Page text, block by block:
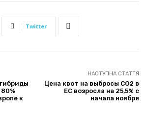
Twitter
к
НАСТУПНА СТАТТЯ
Цена квот на выбросы СО2 в
ЕС возросла на 25,5% с
начала ноября